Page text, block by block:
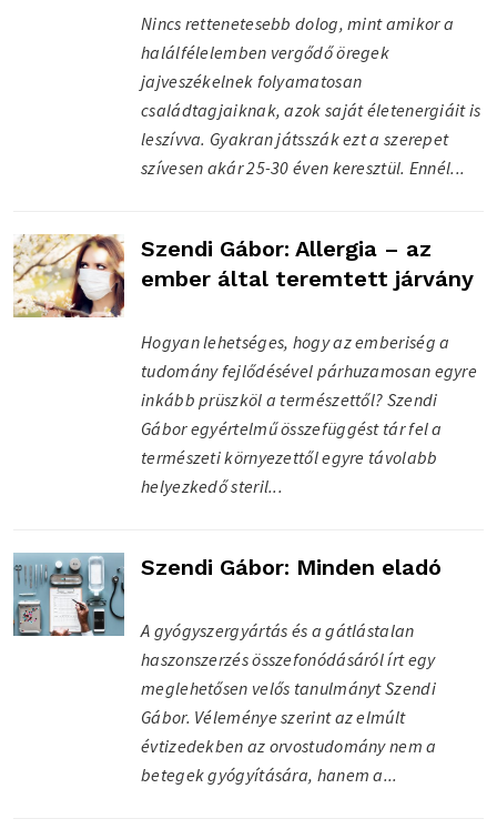
Nincs rettenetesebb dolog, mint amikor a
halálfélelemben vergődő öregek
jajveszékelnek folyamatosan
családtagjaiknak, azok saját életenergiáit is
leszívva. Gyakran játsszák ezt a szerepet
szívesen akár 25-30 éven keresztül. Ennél...
Szendi Gábor: Allergia – az
ember által teremtett járvány
Hogyan lehetséges, hogy az emberiség a
tudomány fejlődésével párhuzamosan egyre
inkább prüszköl a természettől? Szendi
Gábor egyértelmű összefüggést tár fel a
természeti környezettől egyre távolabb
helyezkedő steril...
Szendi Gábor: Minden eladó
A gyógyszergyártás és a gátlástalan
haszonszerzés összefonódásáról írt egy
meglehetősen velős tanulmányt Szendi
Gábor. Véleménye szerint az elmúlt
évtizedekben az orvostudomány nem a
betegek gyógyítására, hanem a...